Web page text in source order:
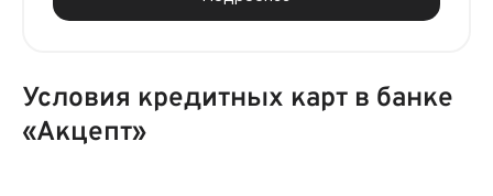
Условия кредитных карт в банке
«Акцепт»